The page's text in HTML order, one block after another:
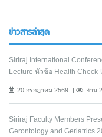
ข่าวสารล่าสุด
Siriraj International
Lecture หัวข้อ Health
20 กรกฎาคม 2569 อ่าน
Siriraj Faculty Members
Gerontology and Geriatrics